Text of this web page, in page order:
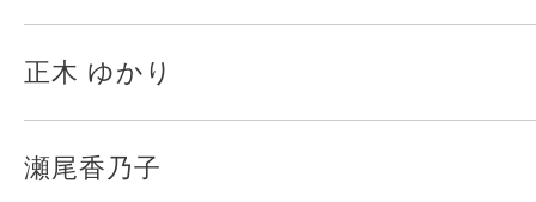
正木 ゆかり
瀬尾香乃子